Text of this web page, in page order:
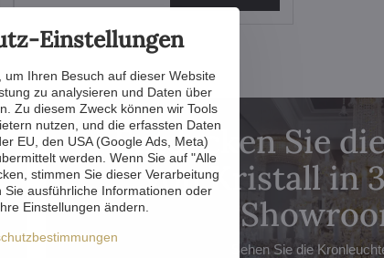
Entdecken Sie
von Kristall in
Sehen Sie die
Einstellungen
um Ihren Besuch auf dieser Website
zu analysieren und Daten über
Zu diesem Zweck können wir Tools
nutzen, und die erfassten Daten
EU, den USA (Google Ads, Meta)
werden. Wenn Sie auf "Alle
stimmen Sie dieser Verarbeitung
Sie ausführliche Informationen oder
Einstellungen ändern.